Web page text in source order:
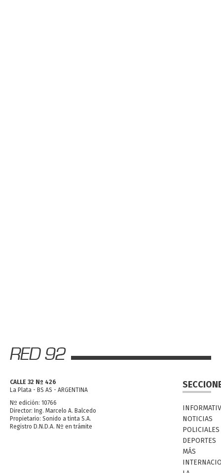
CALLE 32 Nº 426
La Plata - BS AS - ARGENTINA
Nº edición: 10766
Director: Ing. Marcelo A. Balcedo
Propietario: Sonido a tinta S.A.
Registro D.N.D.A. Nº en trámite
NOTICIAS
POLICIALES
DEPORTES
MÁS